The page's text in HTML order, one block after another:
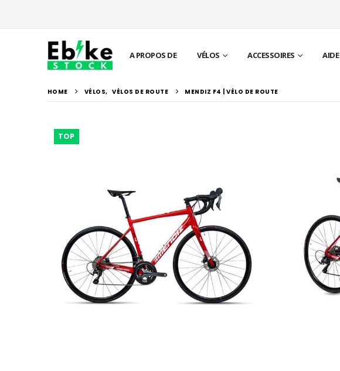
A PROPOS DE VÉLOS ACCESSOIRES AIDE
HOME VÉLOS, VÉLOS DE ROUTE MENDIZ F4 | VÉLO DE ROUTE
TOP